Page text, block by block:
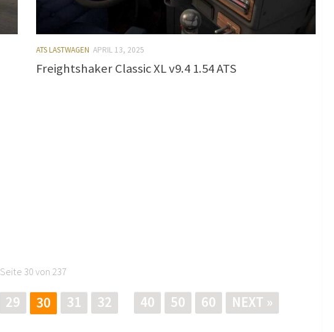
ATS LASTWAGEN APRIL 13, 2025
Freightshaker Classic XL v9.4 1.54 ATS
Seite 30 von 237
29 30 31 32 40 50 60 NEXT »